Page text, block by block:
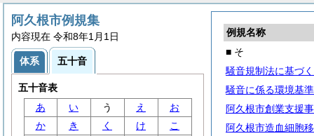
例規名称
■ そ
騒音規制法に基づ
騒音に係る環境基
阿久根市創業支援
阿久根市造血細胞
阿久根市例規集
内容現在 令和8年1月1日
体系 五十音
五十音表
あ
い う え
お
か
き く け
こ